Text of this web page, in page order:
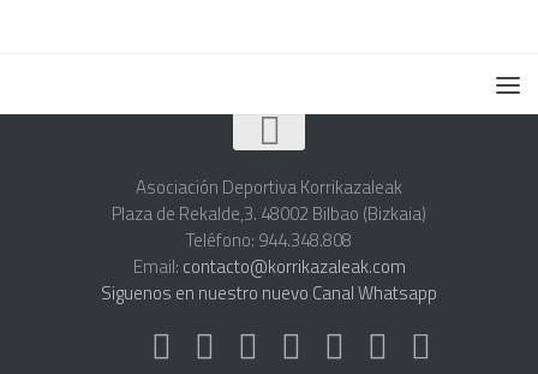
Asociación Deportiva Korrikazaleak
Plaza de Rekalde,3. 48002 Bilbao (Bizkaia)
Teléfono: 944.348.808
Email: contacto@korrikazaleak.com
Siguenos en nuestro nuevo Canal Whatsapp